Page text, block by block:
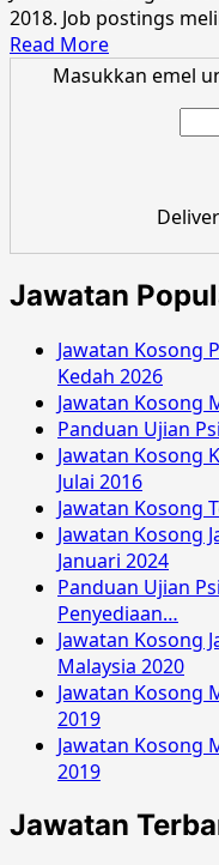
2018. Job postings
Read MoreRead
more
Unisel
September
2018
Masukkan emel
Jawatan
Jawatan Kosong
Kedah 2026
Jawatan Kosong
Panduan Ujian
Jawatan Kosong
Julai 2016
Jawatan Kosong
Jawatan Kosong
Januari 2024
Panduan Ujian
Penyediaan…
Jawatan Kosong
Malaysia 2020
Jawatan Kosong
2019
Jawatan Kosong
2019
Jawatan